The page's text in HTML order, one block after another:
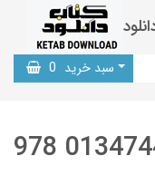
سبد خرید 0
978